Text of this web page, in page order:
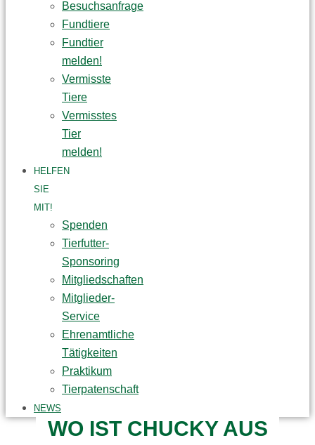
Besuchsanfrage
Fundtiere
Fundtier
melden!
Vermisste
Tiere
Vermisstes
Tier
melden!
HELFEN
SIE
MIT!
Spenden
Tierfutter-
Sponsoring
Mitgliedschaften
Mitglieder-
Service
Ehrenamtliche
Tätigkeiten
Praktikum
Tierpatenschaft
NEWS
WO IST CHUCKY AUS